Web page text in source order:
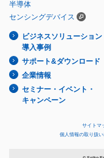
半導体
センシングデバイス
ビジネスソリューション
導入事例
サポート&ダウンロード
企業情報
セミナー・イベント・
キャンペーン
サイトマ
個人情報の取り扱